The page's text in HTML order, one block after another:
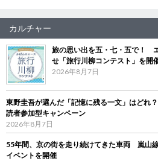
カルチャー
旅の思い出を五・七・五で！
せ「旅行川柳コンテスト」を開
2026年8月7日
東野圭吾が選んだ「記憶に残る一文」はどれ
読者参加型キャンペーン
2026年8月7日
55年間、京の街を走り続けてきた車両 嵐山
イベントを開催